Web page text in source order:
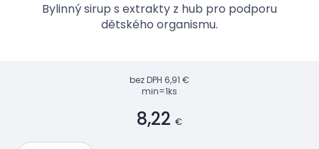
Bylinný sirup s extrakty z hub pro podporu
dětského organismu.
bez DPH 6,91 €
min=1ks
8,22 €